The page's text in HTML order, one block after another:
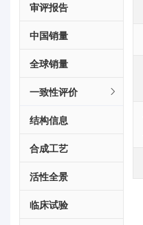
审评报告
中国销量
全球销量
一致性评价
结构信息
合成工艺
活性全景
临床试验